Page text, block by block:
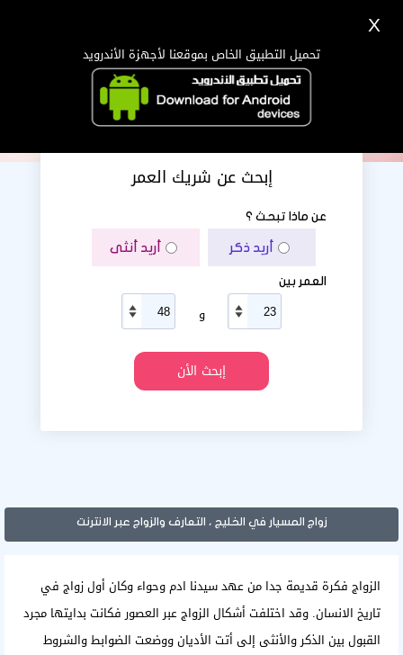
إبحث عن شريك العمر
عن ماذا تبحث ؟
أريد ذكر أريد أنثى
العمر بين
و
زواج المسيار في الخليج ، التعارف والزواج عبر الانترنت
الزواج فكرة قديمة جدا من عهد سيدنا ادم وحواء وكان أول زواج في
تاريخ الانسان. وقد اختلفت أشكال الزواج عبر العصور فكانت بدايتها مجرد
القبول بين الذكر والأنثى إلى أتت الأديان ووضعت الضوابط والشروط
X
تحميل التطبيق الخاص بموقعنا لأجهزة الأندرويد